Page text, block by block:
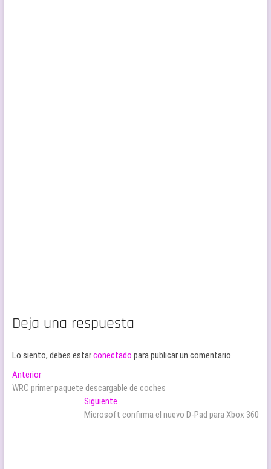
Deja una respuesta
Lo siento, debes estarconectado para publicar un comentario.
Navegación
de
AnteriorEntrada
anterior:
WRC primer paquete descargable de coches
Siguiente
siguiente:
Microsoft confirma el nuevo D-Pad para Xbox 360